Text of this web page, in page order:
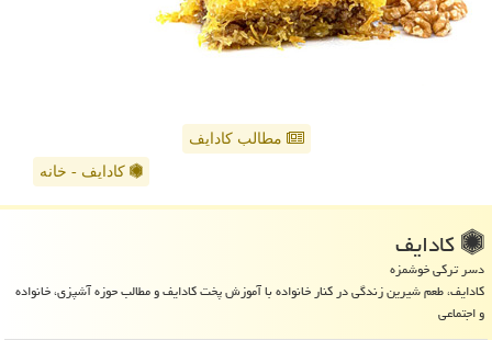
مطالب کادایف
کادایف - خانه
كادایف
دسر ترکی خوشمزه
کادایف، طعم شیرین زندگی در کنار خانواده با آموزش پخت کادایف و مطالب حوزه آشپزی، خانواده
و اجتماعی